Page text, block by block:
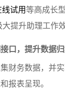
试用等高成长
提升助理工作效
口，提升数据归
财务数据，并
报表呈现。